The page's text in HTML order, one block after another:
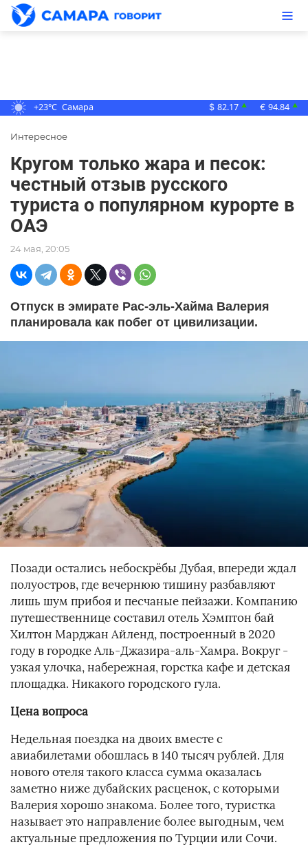
+23°C Самара $ 82.17 ▲ € 94.84 ▲
Интересное
Кругом только жара и песок:
честный отзыв русского
туриста о популярном курорте в
ОАЭ
24 мая, 20:05
Отпуск в эмирате Рас-эль-Хайма Валерия
планировала как побег от цивилизации.
Позади остались небоскрёбы Дубая, впереди ждал
полуостров, где вечернюю тишину разбавляют
лишь шум прибоя и песчаные пейзажи. Компанию
путешественнице составил отель Хэмптон бай
Хилтон Марджан Айленд, построенный в 2020
году в городке Аль-Джазира-аль-Хамра. Вокруг -
узкая улочка, набережная, горстка кафе и детская
площадка. Никакого городского гула.
Цена вопроса
Недельная поездка на двоих вместе с
авиабилетами обошлась в 140 тысяч рублей. Для
нового отеля такого класса сумма оказалась
заметно ниже дубайских расценок, с которыми
Валерия хорошо знакома. Более того, туристка
называет это направление более выгодным, чем
актуальные предложения по Турции или Сочи.